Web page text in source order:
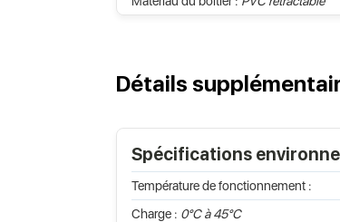
Détails
Spécifications
Température de fonctionnement :
Charge : 0°C à 45°C